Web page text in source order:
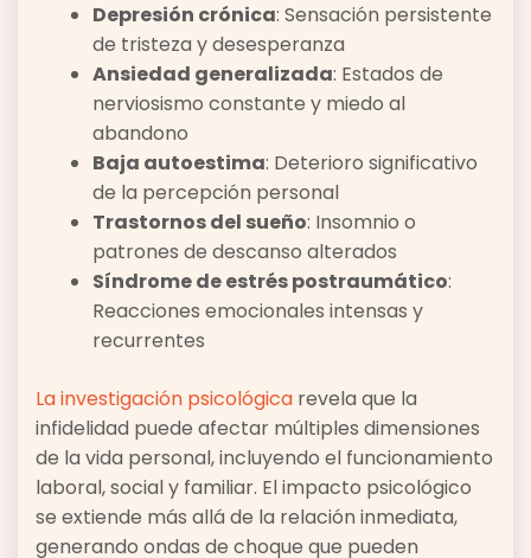
Depresión crónica: Sensación persistente
de tristeza y desesperanza
Ansiedad generalizada: Estados de
nerviosismo constante y miedo al
abandono
Baja autoestima: Deterioro significativo
de la percepción personal
Trastornos del sueño: Insomnio o
patrones de descanso alterados
Síndrome de estrés postraumático:
Reacciones emocionales intensas y
recurrentes
La investigación psicológica revela que la
infidelidad puede afectar múltiples dimensiones
de la vida personal, incluyendo el funcionamiento
laboral, social y familiar. El impacto psicológico
se extiende más allá de la relación inmediata,
generando ondas de choque que pueden